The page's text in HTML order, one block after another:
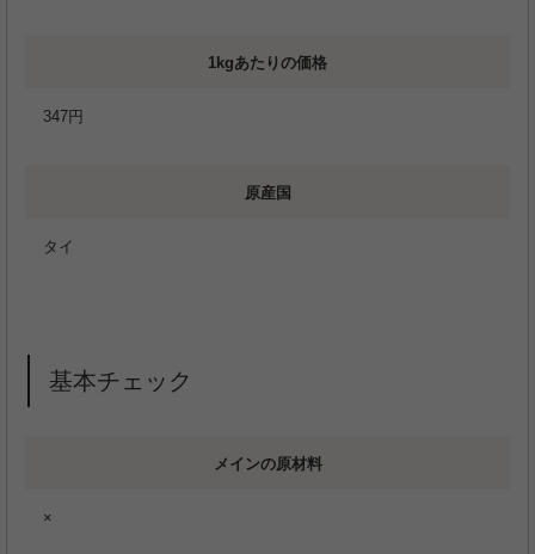
1kgあたりの価格
347円
原産国
タイ
基本チェック
メインの原材料
×